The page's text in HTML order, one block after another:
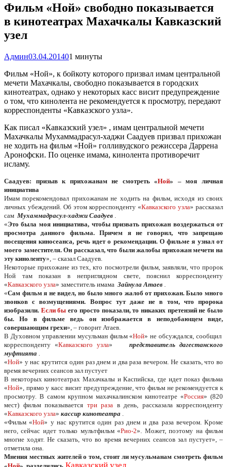
Фильм «Ной» свободно показывается
в кинотеатрах Махачкалы Кавказский
узел
Админ03.04.201401 минуты
Фильм «Ной», к бойкоту которого призвал имам центральной
мечети Махачкалы, свободно показывается в городских
кинотеатрах, однако у некоторых касс висит предупреждение
о том, что кинолента не рекомендуется к просмотру, передают
корреспонденты «Кавказского узла».
Как писал «Кавказский узел» , имам центральной мечети
Махачкалы Мухаммадрасул-хаджи Саадуев призвал прихожан
не ходить на фильм «Ной» голливудского режиссера Даррена
Аронофски. По оценке имама, кинолента противоречит
исламу.
Саадуев: призыв к прихожанам не смотреть «Ной» – моя личная
инициатива
Имам порекомендовал прихожанам не ходить на фильм, исходя из своих
личных убеждений. Об этом корреспонденту «Кавказского узла» рассказал
сам Мухаммадрасул-хаджи Саадуев
«Это была моя инициатива, чтобы призвать прихожан воздержаться от
просмотра данного фильма. Причем я не говорил, что запрещаю
посещения киносеанса, речь идет о рекомендации. О фильме я узнал от
моего заместителя. Он рассказал, что были жалобы прихожан мечети на
эту киноленту», – сказал Саадуев.
Некоторые прихожане из тех, кто посмотрели фильм, заявляли, что пророк
Ной там показан в неприглядном свете, пояснил корреспонденту
«Кавказского узла» заместитель имама Зайнула Атаев
«Сам фильм я не видел, но было много жалоб от прихожан. Было много
звонков с возмущениями. Вопрос тут даже не в том, что пророка
изобразили. Если бы его просто показали, то никаких претензий не было
бы. Но в фильме ведь он изображается в неподобающем виде,
совершающим грехи», – говорит Атаев.
В Духовном управлении мусульман фильм «Ной» не обсуждался, сообщил
корреспонденту «Кавказского узла» представитель дагестанского
муфтията
«Ной» у нас крутится один раз днем и два раза вечером. Не сказать, что во
время вечерних сеансов зал пустует
В некоторых кинотеатрах Махачкалы и Каспийска, где идет показ фильма
«Ной», прямо у касс висит предупреждение, что фильм не рекомендуется к
просмотру. В самом крупном махачкалинском кинотеатре «Россия» (820
мест) фильм показывается три раза в день, рассказала корреспонденту
«Кавказского узла» кассир кинотеатра
«Фильм «Ной» у нас крутится один раз днем и два раза вечером. Кроме
него, сейчас идет только мультфильм «Рио-2». Может, поэтому на фильм
многие ходят. Не сказать, что во время вечерних сеансов зал пустует», –
отметила она.
Мнения местных жителей о том, стоит ли мусульманам смотреть фильм
Кавказский узел